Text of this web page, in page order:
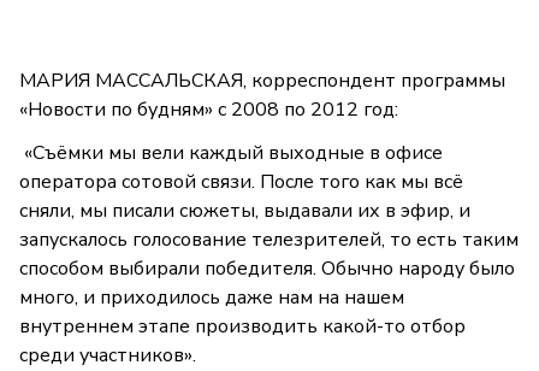
МАРИЯ МАССАЛЬСКАЯ, корреспондент программы
«Новости по будням» с 2008 по 2012 год:
«Съёмки мы вели каждый выходные в офисе
оператора сотовой связи. После того как мы всё
сняли, мы писали сюжеты, выдавали их в эфир, и
запускалось голосование телезрителей, то есть таким
способом выбирали победителя. Обычно народу было
много, и приходилось даже нам на нашем
внутреннем этапе производить какой-то отбор
среди участников».